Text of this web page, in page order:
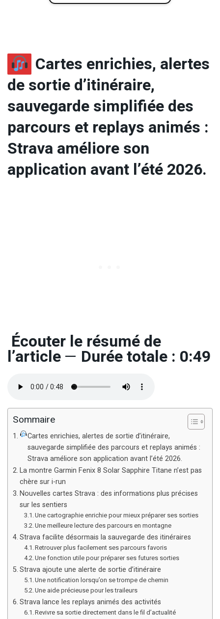
Cartes enrichies, alertes
de sortie d’itinéraire,
sauvegarde simplifiée des
parcours et replays animés :
Strava améliore son
application avant l’été 2026.
Écouter le résumé de
l’article— Durée totale : 0:49
Sommaire
Cartes enrichies, alertes de sortie d’itinéraire,
sauvegarde simplifiée des parcours et replays animés :
Strava améliore son application avant l’été 2026.
La montre Garmin Fenix 8 Solar Sapphire Titane n’est pas
chère sur i-run
Nouvelles cartes Strava : des informations plus précises
sur les sentiers
Une cartographie enrichie pour mieux préparer ses sorties
Une meilleure lecture des parcours en montagne
Strava facilite désormais la sauvegarde des itinéraires
Retrouver plus facilement ses parcours favoris
Une fonction utile pour préparer ses futures sorties
Strava ajoute une alerte de sortie d’itinéraire
Une notification lorsqu’on se trompe de chemin
Une aide précieuse pour les traileurs
Strava lance les replays animés des activités
Revivre sa sortie directement dans le fil d’actualité